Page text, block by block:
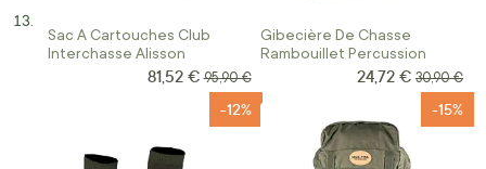
Sac A Cartouches Club
Interchasse Alisson
Prix Spécial
81,52 € Prix normal
95,90 €
Gibecière De Chasse
Rambouillet Percussion
Prix Spécial
24,72 € Prix
30,90 €
-12% -15%